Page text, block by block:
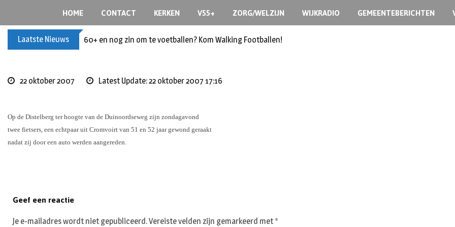
content
HOME CONTACT KERKEN V55+ ZORG/WELZIJN WIJKRADIO GEMEENTEBERICHTEN
Laatste Nieuws 60+ en nog zin om te voetballen? Kom Walking Footballen!
22 oktober 2007 Latest Update: 22 oktober 2007 17:16
Op de Distelberg ter hoogte van de Duinoordseweg zijn zondagavond
twee fietsers, een echtpaar uit Cromvoirt van 51 en 52 jaar gewond geraakt
nadat zij door een auto werden aangereden.
Geef een reactie
Je e-mailadres wordt niet gepubliceerd.Vereiste velden zijn gemarkeerd met *